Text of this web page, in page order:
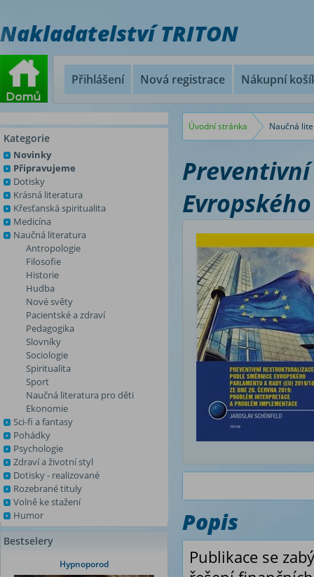
Nakladatelství TRITON
Přihlášení Nová registrace Nákupní
Kategorie
Novinky
Připravujeme
Dotisky
Krásná literatura
Křesťanská spiritualita
Medicína
Naučná literatura
Antropologie
Filosofie
Historie
Hudba
Nové světy
Pacientské a zdraví
Pedagogika
Slovníky
Sociologie
Spiritualita
Sport
Naučná literatura pro děti
Ekonomie
Sci-fi a fantasy
Pohádky
Psychologie
Zdraví a životní styl
Dotisky - realizované
Rozebrané tituly
Volně ke stažení
Humor
Bestselery
Hypnoporod
Úvodní stránka Naučná
Popis
Publikace se